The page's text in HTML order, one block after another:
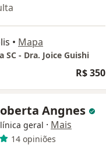
• Mapa
SC - Dra. Joice Guishi
R$ 350
Angnes
geral · Mais
14 opiniões